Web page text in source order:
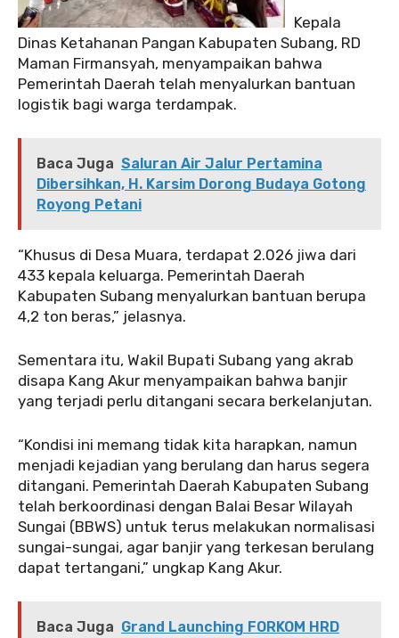
Kepala
Dinas Ketahanan Pangan Kabupaten Subang, RD
Maman Firmansyah, menyampaikan bahwa
Pemerintah Daerah telah menyalurkan bantuan
logistik bagi warga terdampak.
Baca Juga Saluran Air Jalur Pertamina
Dibersihkan, H. Karsim Dorong Budaya Gotong
Royong Petani
“Khusus di Desa Muara, terdapat 2.026 jiwa dari
433 kepala keluarga. Pemerintah Daerah
Kabupaten Subang menyalurkan bantuan berupa
4,2 ton beras,” jelasnya.
Sementara itu, Wakil Bupati Subang yang akrab
disapa Kang Akur menyampaikan bahwa banjir
yang terjadi perlu ditangani secara berkelanjutan.
“Kondisi ini memang tidak kita harapkan, namun
menjadi kejadian yang berulang dan harus segera
ditangani. Pemerintah Daerah Kabupaten Subang
telah berkoordinasi dengan Balai Besar Wilayah
Sungai (BBWS) untuk terus melakukan normalisasi
sungai-sungai, agar banjir yang terkesan berulang
dapat tertangani,” ungkap Kang Akur.
Baca Juga Grand Launching FORKOM HRD